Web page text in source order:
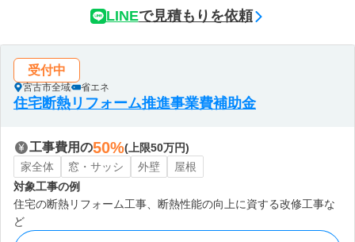
LINEで見積もりを依頼
受付中
宮古市全域 省エネ
住宅断熱リフォーム推進事業費補助金
工事費用の50%(上限50万円)
家全体
窓・サッシ 外壁
屋根
対象工事の例
住宅の断熱リフォーム工事、断熱性能の向上に資する改修工事な
ど